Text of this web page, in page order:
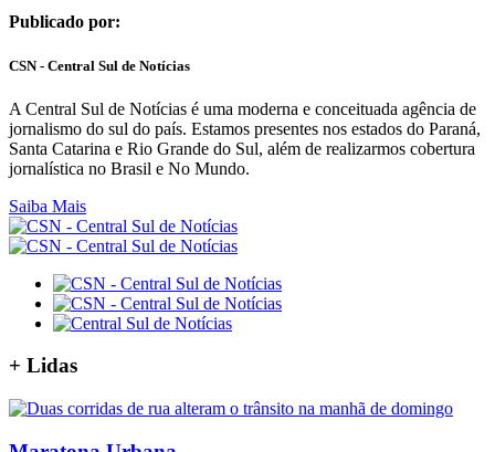
Publicado por:
CSN - Central Sul de Notícias
A Central Sul de Notícias é uma moderna e conceituada agência de
jornalismo do sul do país. Estamos presentes nos estados do Paraná,
Santa Catarina e Rio Grande do Sul, além de realizarmos cobertura
jornalística no Brasil e No Mundo.
Saiba Mais
+ Lidas